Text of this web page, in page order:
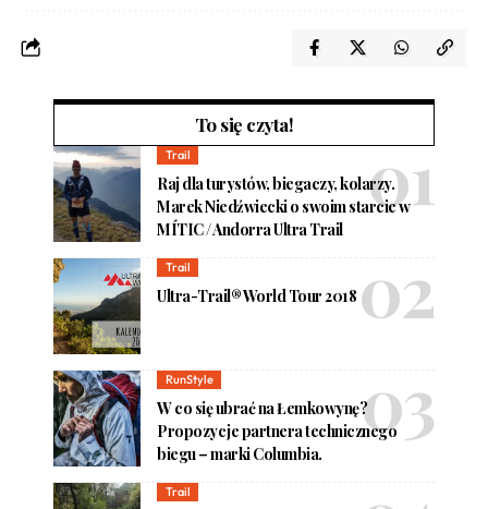
To się czyta!
Trail
Raj dla turystów, biegaczy, kolarzy.
Marek Niedźwiecki o swoim starcie w
MÍTIC / Andorra Ultra Trail
Trail
Ultra-Trail® World Tour 2018
RunStyle
W co się ubrać na Łemkowynę?
Propozycje partnera technicznego
biegu – marki Columbia.
Trail